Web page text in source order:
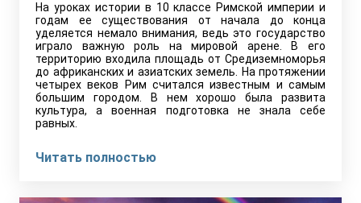
На уроках истории в 10 классе Римской империи и
годам ее существования от начала до конца
уделяется немало внимания, ведь это государство
играло важную роль на мировой арене. В его
территорию входила площадь от Средиземноморья
до африканских и азиатских земель. На протяжении
четырех веков Рим считался известным и самым
большим городом. В нем хорошо была развита
культура, а военная подготовка не знала себе
равных.
Читать полностью